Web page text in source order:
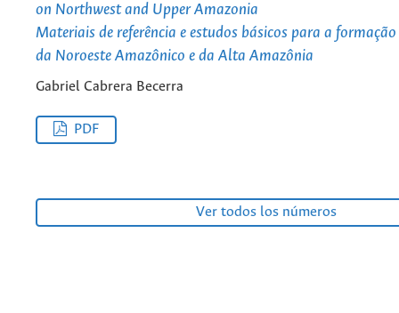
on Northwest and Upper Amazonia
Materiais de referência e estudos básicos para a
da Noroeste Amazônico e da Alta Amazônia
Gabriel Cabrera Becerra
PDF
Ver todos los números